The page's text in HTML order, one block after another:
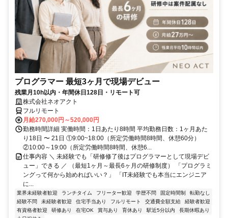
プログラマー 最短3ヶ月で現場デビュー
残業月10h以内・年間休日128日・リモート可
株式会社ネオアクト
フルリモート
月給270,000円～520,000円
勤務時間詳細 実働時間：1日あたり8時間 平均勤務日数：1ヶ月あた
り18日 〜 21日 ①9:00~18:00（所定労働時間8時間、休憩60分）
②10:00～19:00（所定労働時間8時間、休憩6...
仕事内容 ＼ 未経験でも「研修修了後はプログラマーとして現場デビ
ュー」できる ／ （最短1ヶ月～最長6ヶ月の研修制度） 「プログラミ
ングって何から始めればいい？」 「IT未経験でも本当にエンジニア
に...
業界未経験者歓迎 ランチタイム フリーター歓迎 学歴不問 固定時間制
転勤なし
経験不問
未経験者歓迎 住宅手当あり フルリモート 交通費全額支給
経験者歓迎
有資格者歓迎
研修あり 在宅OK 賞与あり 育休あり 駅近5分以内
長期休暇あり